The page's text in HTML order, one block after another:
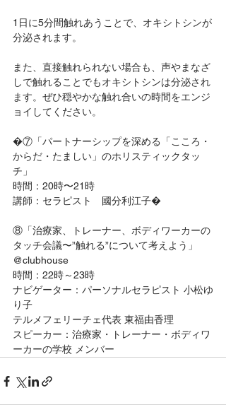
1日に5分間触れあうことで、オキシトシンが
分泌されます。
また、直接触れられない場合も、声やまなざ
しで触れることでもオキシトシンは分泌され
ます。ぜひ穏やかな触れ合いの時間をエンジ
ョイしてください。
�⑦「パートナーシップを深める「こころ・
からだ・たましい」のホリスティックタッ
チ」
時間：20時〜21時
講師：セラピスト　國分利江子�
⑧「治療家、トレーナー、ボディワーカーの
タッチ会議〜”触れる”について考えよう」
@clubhouse
時間：22時～23時
ナビゲーター：パーソナルセラピスト 小松ゆ
り子
テルメフェリーチェ代表 東福由香理
スピーカー：治療家・トレーナー・ボディワ
ーカーの学校 メンバー